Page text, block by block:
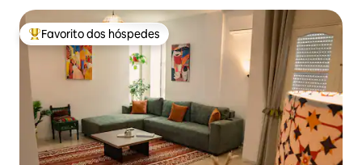
Favoritos dos hóspedes mais apreciados
Favorito dos hóspedes